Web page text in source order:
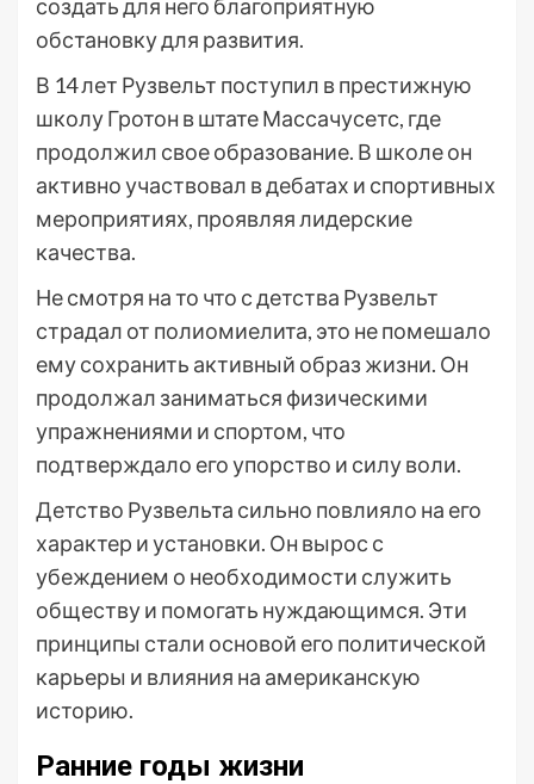
создать для него благоприятную
обстановку для развития.
В 14 лет Рузвельт поступил в престижную
школу Гротон в штате Массачусетс, где
продолжил свое образование. В школе он
активно участвовал в дебатах и спортивных
мероприятиях, проявляя лидерские
качества.
Не смотря на то что с детства Рузвельт
страдал от полиомиелита, это не помешало
ему сохранить активный образ жизни. Он
продолжал заниматься физическими
упражнениями и спортом, что
подтверждало его упорство и силу воли.
Детство Рузвельта сильно повлияло на его
характер и установки. Он вырос с
убеждением о необходимости служить
обществу и помогать нуждающимся. Эти
принципы стали основой его политической
карьеры и влияния на американскую
историю.
Ранние годы жизни